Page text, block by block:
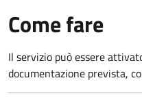
Come fare
Il servizio può essere
documentazione prevista,